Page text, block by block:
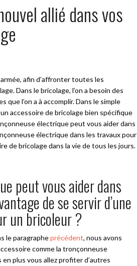
allié dans vos
afin d’affronter toutes les
Dans le bricolage, l’on a besoin des
l’on a à accomplir. Dans le simple
accessoire de bricolage bien spécifique
électrique peut vous aider dans
électrique dans les travaux pour
de bricolage dans la vie de tous les jours.
peut vous aider dans
de se servir d’une
un bricoleur ?
le paragrapheprécédent, nous avons
comme la tronçonneuse
plus vous allez profiter d’autres